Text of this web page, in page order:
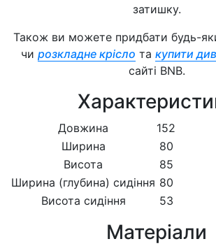
затишку.
Також ви можете придбати будь-
чи розкладне крісло та купити
сайті BNB.
Довжина
152
Ширина
80
Висота
85
Ширина (глубина) сидіння 80
Висота сидіння
53
Матеріали